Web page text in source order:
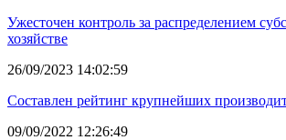
Ужесточен контроль за распределением
хозяйстве
26/09/2023 14:02:59
Составлен рейтинг крупнейших
09/09/2022 12:26:49